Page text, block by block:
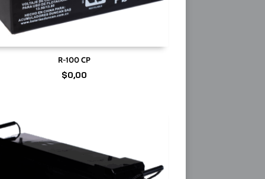
R-100 CP
$0,00